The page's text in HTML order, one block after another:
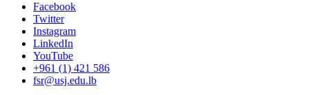
Facebook
Twitter
Instagram
LinkedIn
YouTube
+961 (1) 421 586
fsr@usj.edu.lb